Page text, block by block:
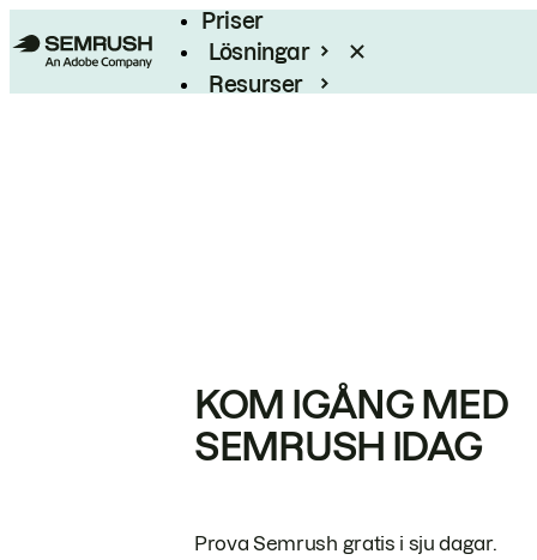
Priser
Lösningar
Resurser
KOM IGÅNG MED
SEMRUSH IDAG
Prova Semrush gratis i sju dagar.